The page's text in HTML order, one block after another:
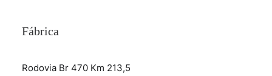
Fábrica
Rodovia Br 470 Km 213,5